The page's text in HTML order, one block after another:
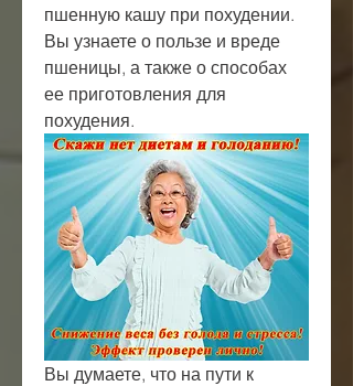
пшенную кашу при похудении.
Вы узнаете о пользе и вреде
пшеницы, а также о способах
ее приготовления для
похудения.
Вы думаете, что на пути к